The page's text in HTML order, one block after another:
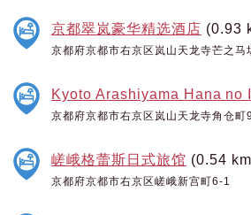
京都翠岚豪华精选酒店 (0.93
京都府京都市右京区岚山天龙寺芒之马
Kyoto Arashiyama Hana no
京都府京都市右京区岚山天龙寺角仓町9
嵯峨格蕾斯日式旅馆 (0.54
京都府京都市右京区嵯峨新宫町6-1